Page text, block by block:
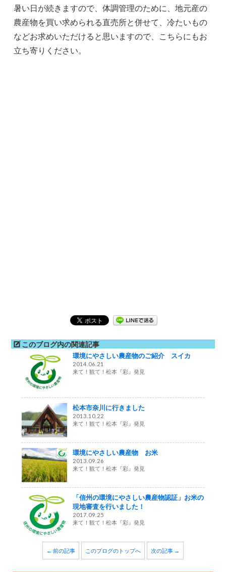
暑い日が続きますので、体調管理のために、地元産の
農産物を買い求められる直売所と併せて、冷たいもの
などお求めいただけると思いますので、こちらにもお
立ち寄りください。
このブログ内の関連記事
環境にやさしい農産物のご紹介 スイカ
2014.06.21
来て！観て！松本『彩』発見
松本市奈川に行きました
2013.10.22
来て！観て！松本『彩』発見
環境にやさしい農産物 お米
2013.09.26
来て！観て！松本『彩』発見
「信州の環境にやさしい農産物認証」お米の
現地審査を行いました！
2017.09.25
来て！観て！松本『彩』発見
← 前の記事 このブログのトップへ 次の記事 →